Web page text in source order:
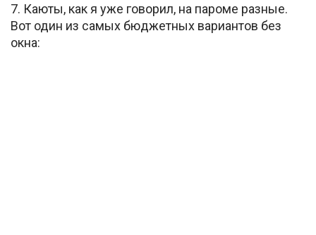
7. Каюты, как я уже говорил, на пароме разные.
Вот один из самых бюджетных вариантов без
окна: